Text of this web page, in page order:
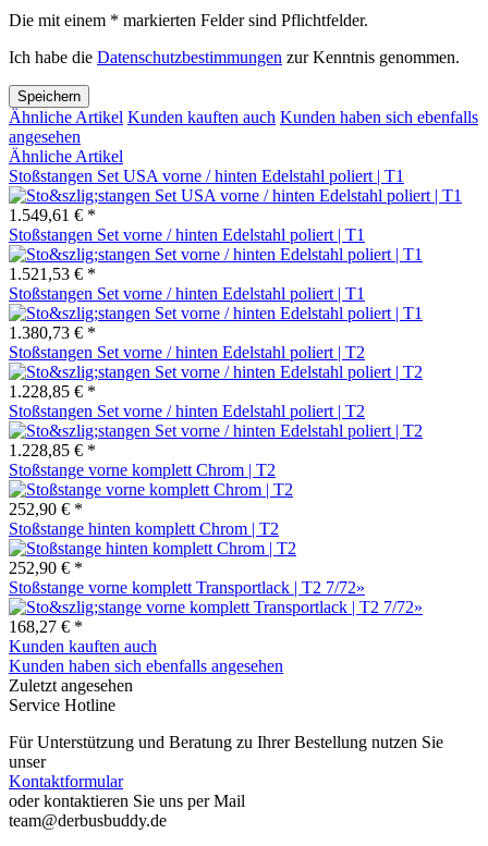
Die mit einem * markierten Felder sind Pflichtfelder.
Ich habe die Datenschutzbestimmungen zur Kenntnis genommen.
Speichern
Ähnliche Artikel Kunden kauften auch Kunden haben sich ebenfalls
angesehen
Ähnliche Artikel
Stoßstangen Set USA vorne / hinten Edelstahl poliert | T1
1.549,61 € *
Stoßstangen Set vorne / hinten Edelstahl poliert | T1
1.521,53 € *
Stoßstangen Set vorne / hinten Edelstahl poliert | T1
1.380,73 € *
Stoßstangen Set vorne / hinten Edelstahl poliert | T2
1.228,85 € *
Stoßstangen Set vorne / hinten Edelstahl poliert | T2
1.228,85 € *
Stoßstange vorne komplett Chrom | T2
252,90 € *
Stoßstange hinten komplett Chrom | T2
252,90 € *
Stoßstange vorne komplett Transportlack | T2 7/72»
168,27 € *
Kunden kauften auch
Kunden haben sich ebenfalls angesehen
Zuletzt angesehen
Service Hotline
Für Unterstützung und Beratung zu Ihrer Bestellung nutzen Sie
unser
Kontaktformular
oder kontaktieren Sie uns per Mail
team@derbusbuddy.de